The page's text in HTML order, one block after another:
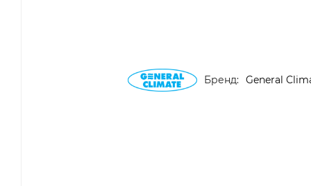
Бренд: General